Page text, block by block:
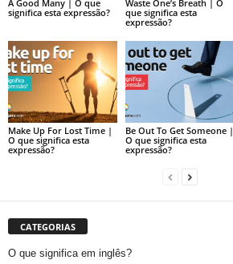
A Good Many | O que
significa esta expressão?
Waste One’s Breath | O
que significa esta
expressão?
Make Up For Lost Time |
O que significa esta
expressão?
Be Out To Get Someone |
O que significa esta
expressão?
CATEGORIAS
O que significa em inglês?